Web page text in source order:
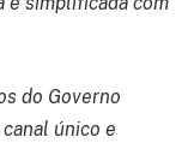
do Governo
único e